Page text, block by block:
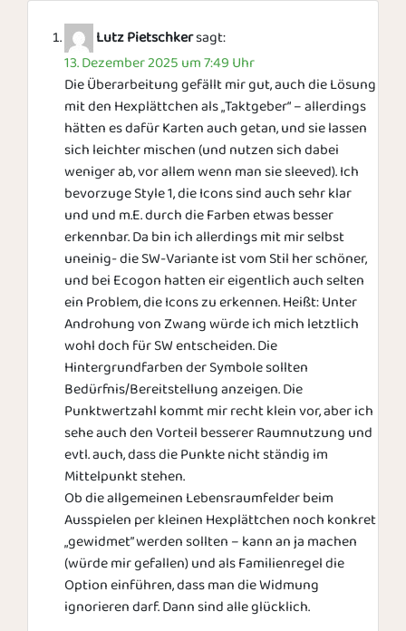
Lutz Pietschkersagt:
13. Dezember 2025 um 7:49 Uhr
Die Überarbeitung gefällt mir gut, auch die Lösung
mit den Hexplättchen als „Taktgeber“ – allerdings
hätten es dafür Karten auch getan, und sie lassen
sich leichter mischen (und nutzen sich dabei
weniger ab, vor allem wenn man sie sleeved). Ich
bevorzuge Style 1, die Icons sind auch sehr klar
und und m.E. durch die Farben etwas besser
erkennbar. Da bin ich allerdings mit mir selbst
uneinig- die SW-Variante ist vom Stil her schöner,
und bei Ecogon hatten eir eigentlich auch selten
ein Problem, die Icons zu erkennen. Heißt: Unter
Androhung von Zwang würde ich mich letztlich
wohl doch für SW entscheiden. Die
Hintergrundfarben der Symbole sollten
Bedürfnis/Bereitstellung anzeigen. Die
Punktwertzahl kommt mir recht klein vor, aber ich
sehe auch den Vorteil besserer Raumnutzung und
evtl. auch, dass die Punkte nicht ständig im
Mittelpunkt stehen.
Ob die allgemeinen Lebensraumfelder beim
Ausspielen per kleinen Hexplättchen noch konkret
„gewidmet” werden sollten – kann an ja machen
(würde mir gefallen) und als Familienregel die
Option einführen, dass man die Widmung
ignorieren darf. Dann sind alle glücklich.